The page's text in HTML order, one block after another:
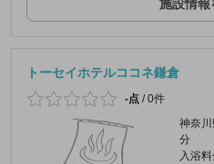
施設情報
トーセイホテルココネ鎌倉
-点 /0件
神奈
分
入浴